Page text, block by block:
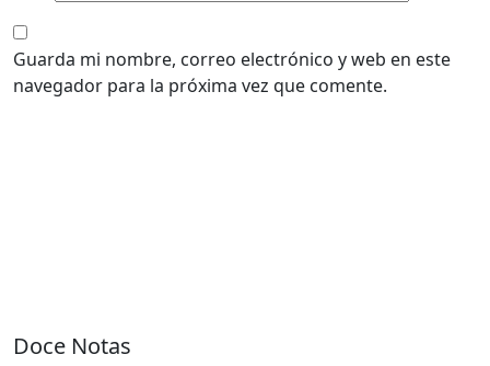
Guarda mi nombre, correo electrónico y web en este
navegador para la próxima vez que comente.
Doce Notas